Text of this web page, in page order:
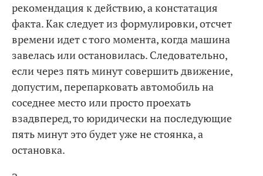
рекомендация к действию, а констатация
факта. Как следует из формулировки, отсчет
времени идет с того момента, когда машина
завелась или остановилась. Следовательно,
если через пять минут совершить движение,
допустим, перепарковать автомобиль на
соседнее место или просто проехать
взадвперед, то юридически на последующие
пять минут это будет уже не стоянка, а
остановка.